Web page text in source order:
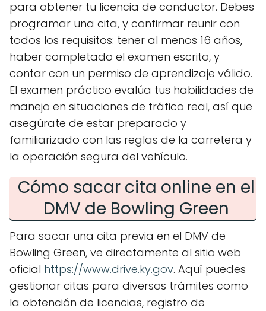
para obtener tu licencia de conductor. Debes
programar una cita, y confirmar reunir con
todos los requisitos: tener al menos 16 años,
haber completado el examen escrito, y
contar con un permiso de aprendizaje válido.
El examen práctico evalúa tus habilidades de
manejo en situaciones de tráfico real, así que
asegúrate de estar preparado y
familiarizado con las reglas de la carretera y
la operación segura del vehículo.
Cómo sacar cita online en el
DMV de Bowling Green
Para sacar una cita previa en el DMV de
Bowling Green, ve directamente al sitio web
oficial https://www.drive.ky.gov. Aquí puedes
gestionar citas para diversos trámites como
la obtención de licencias, registro de